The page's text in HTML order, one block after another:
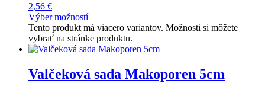
2,56 €
Výber možností
Tento produkt má viacero variantov. Možnosti si môžete
vybrať na stránke produktu.
Valčeková sada Makoporen 5cm